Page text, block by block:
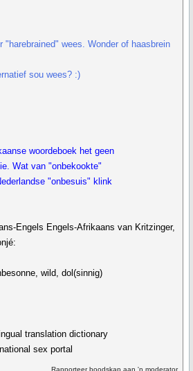
wees. Wonder of haasbrein
sou wees? :)
woordeboek het geen
Wat van "onbekookte"
"onbesuis" klink
Engels Engels-Afrikaans van Kritzinger,
wild, dol(sinnig)
translation dictionary
sex portal
Rapporteer boodskap aan 'n moderator